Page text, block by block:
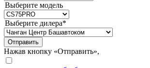
Выберите модель
Выберите дилера*
Отправить
Нажав кнопку «Отправить»,